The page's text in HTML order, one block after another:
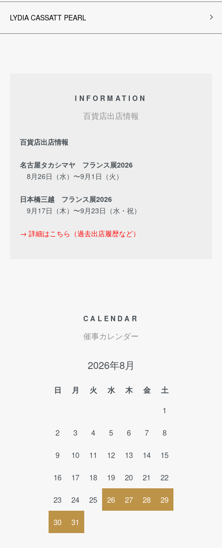
LYDIA CASSATT PEARL
INFORMATION
百貨店出店情報
百貨店出店情報
名古屋タカシマヤ フランス展2026
8月26日（水）〜9月1日（火）
日本橋三越 フランス展2026
9月17日（木）〜9月23日（水・祝）
→ 詳細はこちら（過去出店履歴など）
CALENDAR
催事カレンダー
2026年8月
日 月 火 水 木 金 土
1
2 3 4 5 6 7 8
9 10 11 12 13 14 15
16 17 18 19 20 21 22
23 24 25 26 27 28 29
30 31